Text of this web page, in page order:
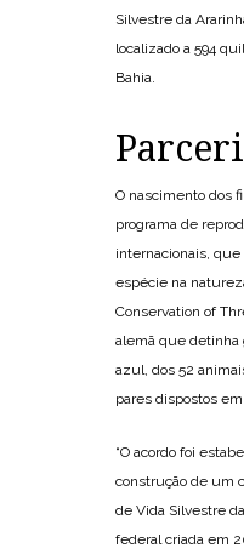
Silvestre da
localizado a 594
Bahia.
O nascimento dos
programa de
internacionais,
espécie na
Conservation of
alemã que detinha
azul, dos 52
pares dispostos
“O acordo foi
construção de um
de Vida Silvestre
federal criada em